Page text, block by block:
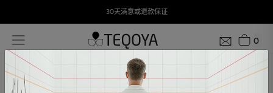
30天满意或退款保证
0
Home